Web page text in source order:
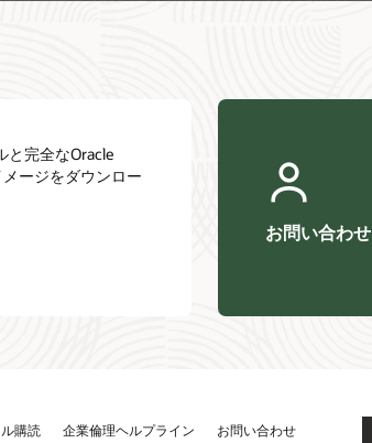
と完全なOracle
ージをダウンロー
お問い合わせ
購読 企業倫理ヘルプライン お問い合わせ